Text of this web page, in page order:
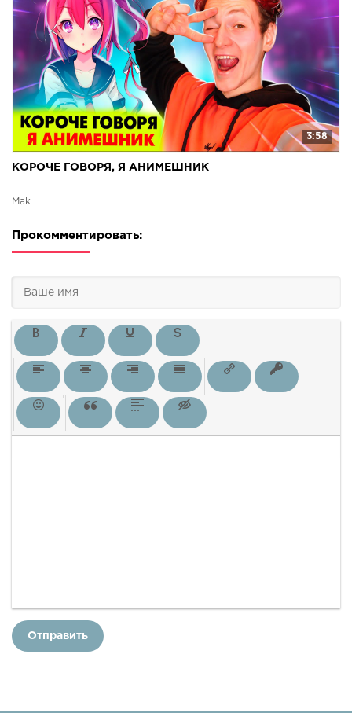
3:58
КОРОЧЕ ГОВОРЯ, Я АНИМЕШНИК
Mak
Прокомментировать:
Отправить